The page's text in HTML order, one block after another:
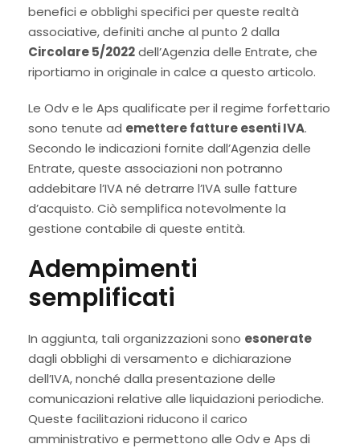
benefici e obblighi specifici per queste realtà
associative, definiti anche al punto 2 dalla
Circolare 5/2022dell’Agenzia delle Entrate, che
riportiamo in originale in calce a questo articolo.
Le Odv e le Aps qualificate per il regime forfettario
sono tenute ad emettere fatture esenti IVA.
Secondo le indicazioni fornite dall’Agenzia delle
Entrate, queste associazioni non potranno
addebitare l’IVA né detrarre l’IVA sulle fatture
d’acquisto. Ciò semplifica notevolmente la
gestione contabile di queste entità.
Adempimenti
semplificati
In aggiunta, tali organizzazioni sono esonerate
dagli obblighi di versamento e dichiarazione
dell’IVA, nonché dalla presentazione delle
comunicazioni relative alle liquidazioni periodiche.
Queste facilitazioni riducono il carico
amministrativo e permettono alle Odv e Aps di